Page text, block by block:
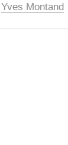
Yves Montand